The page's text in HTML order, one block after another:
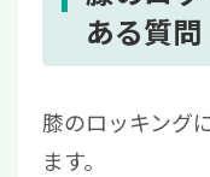
ある質問
膝のロッキング
ます。